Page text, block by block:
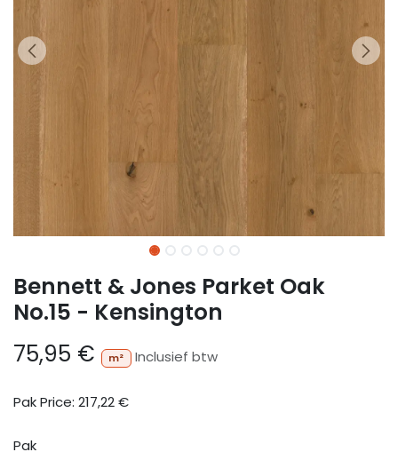
Bennett & Jones Parket Oak
No.15 - Kensington
75,95 € m² Inclusief btw
Pak Price: 217,22€
Pak